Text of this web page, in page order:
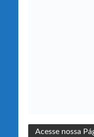
Acesse nossa